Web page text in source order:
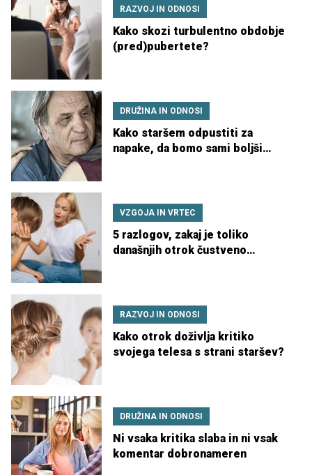
RAZVOJ IN ODNOSI
Kako skozi turbulentno obdobje
(pred)pubertete?
DRUŽINA IN ODNOSI
Kako staršem odpustiti za
napake, da bomo sami boljši
VZGOJA IN VRTEC
5 razlogov, zakaj je toliko
današnjih otrok čustveno
RAZVOJ IN ODNOSI
Kako otrok doživlja kritiko
svojega telesa s strani staršev?
DRUŽINA IN ODNOSI
Ni vsaka kritika slaba in ni vsak
komentar dobronameren